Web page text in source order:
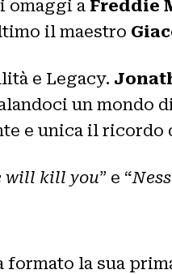
omaggi a Freddie
il maestro
e Legacy.
un mondo
e unica il ricordo
will kill you” e “
formato la sua